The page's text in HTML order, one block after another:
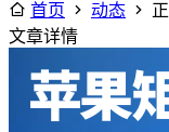
首页
动态
文章详情